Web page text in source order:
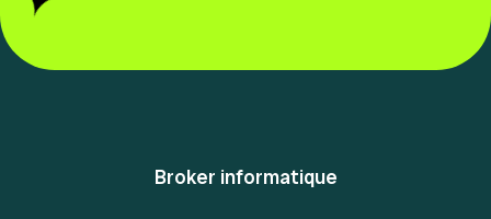
Broker informatique